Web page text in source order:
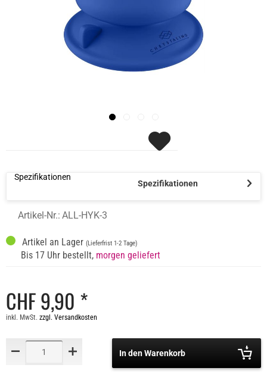
Spezifikationen
Spezifikationen
Artikel-Nr.: ALL-HYK-3
Artikel an Lager (Lieferfrist 1-2 Tage)
Bis 17 Uhr bestellt, morgen geliefert
CHF 9,90 *
inkl. MwSt. zzgl. Versandkosten
In den Warenkorb